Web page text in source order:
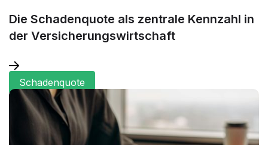
Die Schadenquote als zentrale Kennzahl in
der Versicherungswirtschaft
Schadenquote